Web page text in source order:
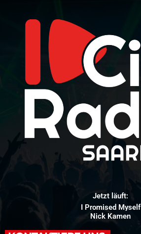
Jetzt läuft:
I Promised Myself
Nick Kamen